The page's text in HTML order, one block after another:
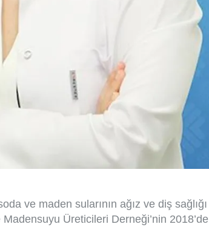
ve maden sularının ağız ve diş sağlığı
Üreticileri Derneği’nin 2018’de